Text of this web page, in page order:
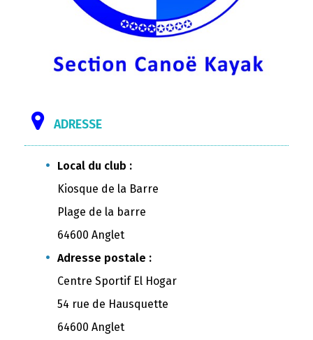
ADRESSE
Local du club :
Kiosque de la Barre
Plage de la barre
64600 Anglet
Adresse postale :
Centre Sportif El Hogar
54 rue de Hausquette
64600 Anglet